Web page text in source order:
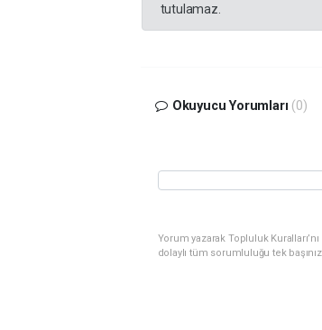
tutulamaz.
Okuyucu Yorumları (0)
Yorum yazarak Topluluk
dolaylı tüm sorumluluğu tek